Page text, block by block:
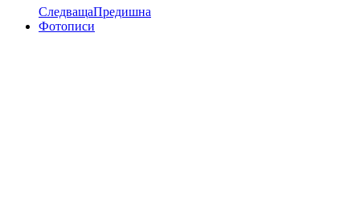
СледващаПредишна
Фотописи